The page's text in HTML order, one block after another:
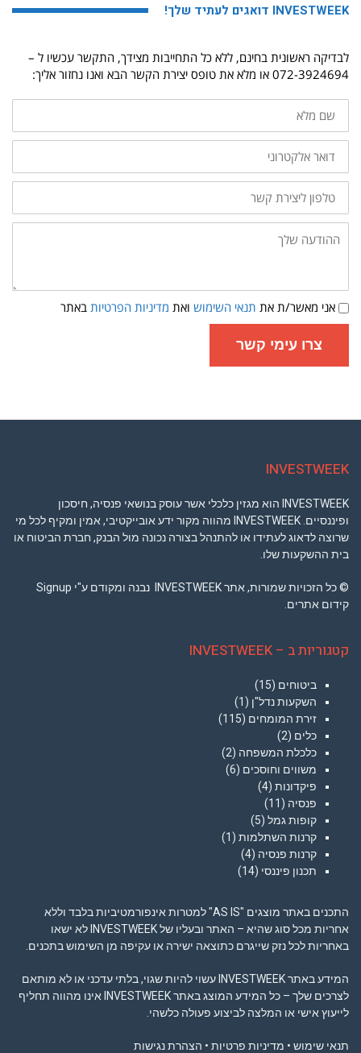
INVESTWEEK דואגים לעתיד שלך!
לבדיקה ראשונית בחינם, ללא כל התחייבות מצידך, התקשר עכשיו ל –
072-3924694 או מלא את טופס יצירת הקשר הבא ואנו נחזור אליך:
שם
מלא
דואר
אלקטרוני
טלפון
ליצירת
קשר
ההודעה
שלך:
תנאי
שימוש
ומדיניות
פרטיות
אני מאשר/ת את תנאי השימוש ואת מדיניות הפרטיות באתר
צרו עימי קשר
INVESTWEEK
INVESTWEEK הוא מגזין כלכלי אשר עוסק בנושאי פנסיה, חיסכון
ופיננסיים. INVESTWEEK מהווה מקור ידע אובייקטיבי, אמין ומקיף לכל מי
שרוצה לדאוג לעתידו או להתנהל בצורה נכונה מול הבנק, חברת הביטוח או
בית ההשקעות שלו.
© כל הזכויות שמורות, אתר INVESTWEEK נבנה ומקודם ע"י Signup
קידום אתרים.
קטגוריות ב – INVESTWEEK
ביטוחים (15)
השקעות נדל"ן (1)
זירת המומחים (115)
כלים (2)
כלכלת המשפחה (2)
משווים וחוסכים (6)
פיקדונות (4)
פנסיה (11)
קופות גמל (5)
קרנות השתלמות (1)
קרנות פנסיה (4)
תכנון פיננסי (14)
התכנים באתר מוצגים "AS IS" למטרות אינפורמטיביות בלבד וללא
אחריות מכל סוג שהיא – האתר ובעליו של INVESTWEEK לא ישאו
באחריות לכל נזק שייגרם כתוצאה ישירה או עקיפה מן השימוש בתכנים.
המידע באתר INVESTWEEK עשוי להיות שגוי, בלתי עדכני או לא מותאם
לצרכים שלך – כל המידע המוצג באתר INVESTWEEK אינו מהווה תחליף
לייעוץ אישי או המלצה לביצוע פעולה כלשהי.
תנאי שימוש • מדיניות פרטיות • הצהרת נגישות